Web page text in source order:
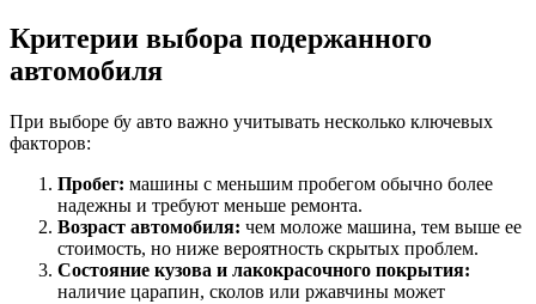
Критерии выбора подержанного
автомобиля
При выборе бу авто важно учитывать несколько ключевых
факторов:
Пробег: машины с меньшим пробегом обычно более
надежны и требуют меньше ремонта.
Возраст автомобиля: чем моложе машина, тем выше ее
стоимость, но ниже вероятность скрытых проблем.
Состояние кузова и лакокрасочного покрытия:
наличие царапин, сколов или ржавчины может